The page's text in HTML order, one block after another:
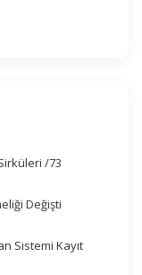
/73
Değişti
Sistemi Kayıt